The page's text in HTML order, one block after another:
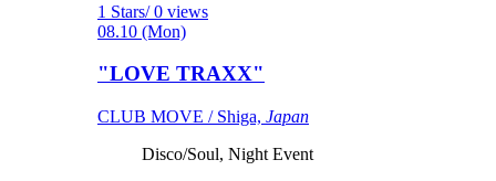
1 Stars/ 0 views
08.10 (Mon)
"LOVE TRAXX"
CLUB MOVE / Shiga, Japan
Disco/Soul, Night Event